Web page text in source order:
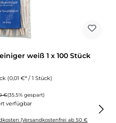
weiß 1 x 100 Stück
(0,01 €* / 1 Stück)
Preis:
€(35.5% gespart)
verfügbar
(Versandkostenfrei ab 50 €